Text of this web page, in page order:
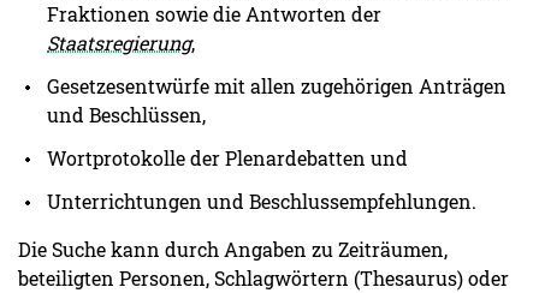
Fraktionen sowie die Antworten der
Staatsregierung,
Gesetzesentwürfe mit allen zugehörigen Anträgen
und Beschlüssen,
Wortprotokolle der Plenardebatten und
Unterrichtungen und Beschlussempfehlungen.
Die Suche kann durch Angaben zu Zeiträumen,
beteiligten Personen, Schlagwörtern (Thesaurus) oder